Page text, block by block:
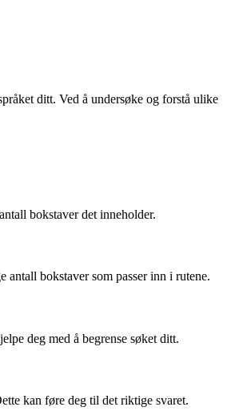
ditt. Ved å undersøke og forstå ulike
bokstaver det inneholder.
bokstaver som passer inn i rutene.
deg med å begrense søket ditt.
kan føre deg til det riktige svaret.